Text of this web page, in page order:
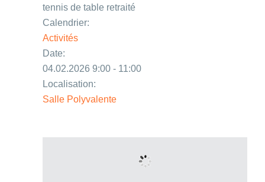
tennis de table retraité
Calendrier:
Activités
Date:
04.02.2026 9:00 - 11:00
Localisation:
Salle Polyvalente